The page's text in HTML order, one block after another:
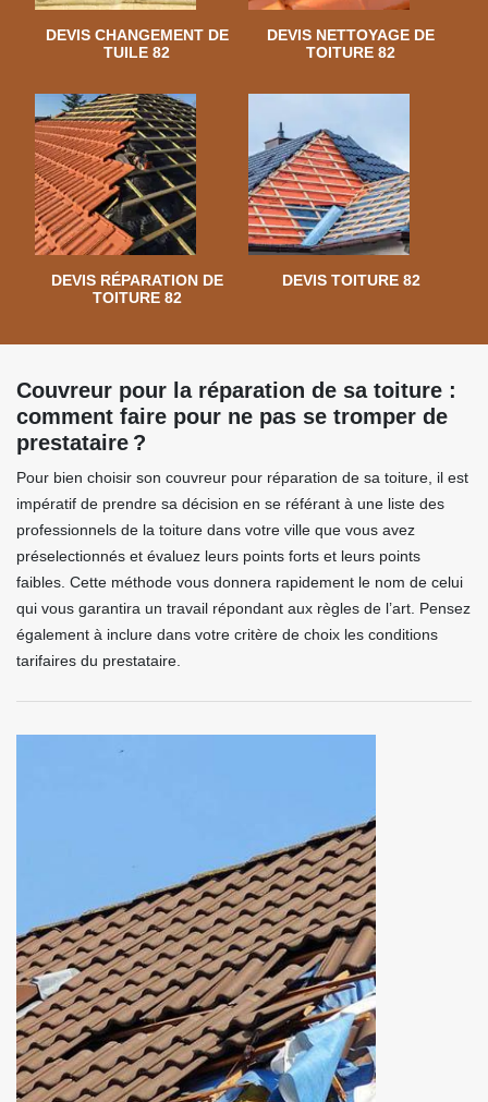
DEVIS CHANGEMENT DE
TUILE 82
DEVIS NETTOYAGE DE
TOITURE 82
DEVIS RÉPARATION DE
TOITURE 82
DEVIS TOITURE 82
Couvreur pour la réparation de sa toiture :
comment faire pour ne pas se tromper de
prestataire ?
Pour bien choisir son couvreur pour réparation de sa toiture, il est
impératif de prendre sa décision en se référant à une liste des
professionnels de la toiture dans votre ville que vous avez
préselectionnés et évaluez leurs points forts et leurs points
faibles. Cette méthode vous donnera rapidement le nom de celui
qui vous garantira un travail répondant aux règles de l’art. Pensez
également à inclure dans votre critère de choix les conditions
tarifaires du prestataire.